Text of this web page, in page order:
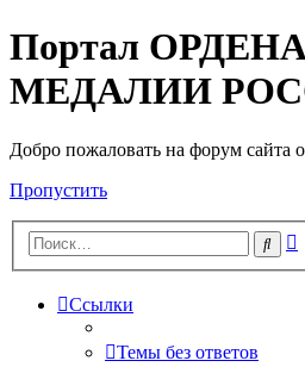
Портал
МЕДАЛИИ
Добро пожаловать на форум сайта
Пропустить
Поиск
Ссылки
Темы без ответов